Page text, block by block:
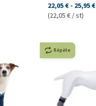
22,05 € - 25,95 €
(22,05 € / st)
Répète